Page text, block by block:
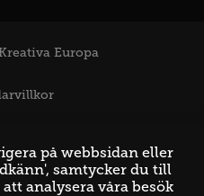
Europa
på webbsidan eller
samtycker du till
analysera våra besök